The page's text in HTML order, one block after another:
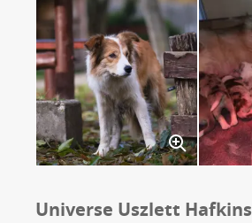
Universe Uszlett Hafkins